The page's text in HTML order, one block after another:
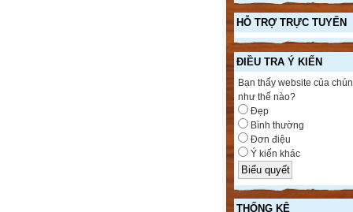
HỖ TRỢ TRỰC TUYẾN
ĐIỀU TRA Ý KIẾN
Bạn thấy website của
như thế nào?
Đẹp
Bình thường
Đơn điệu
Ý kiến khác
THỐNG KÊ